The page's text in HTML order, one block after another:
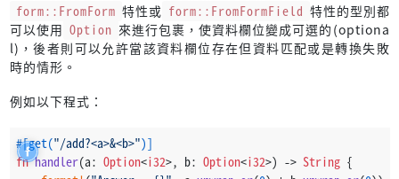
form::FromForm 特性或 form::FromFormField 特性的型別都
可以使用 Option 來進行包裹，使資料欄位變成可選的(optiona
l)，後者則可以允許當該資料欄位存在但資料匹配或是轉換失敗
時的情形。
例如以下程式：
#[get("/add?<a>&<b>")]
fn handler(a: Option<i32>, b: Option<i32>) -> String {